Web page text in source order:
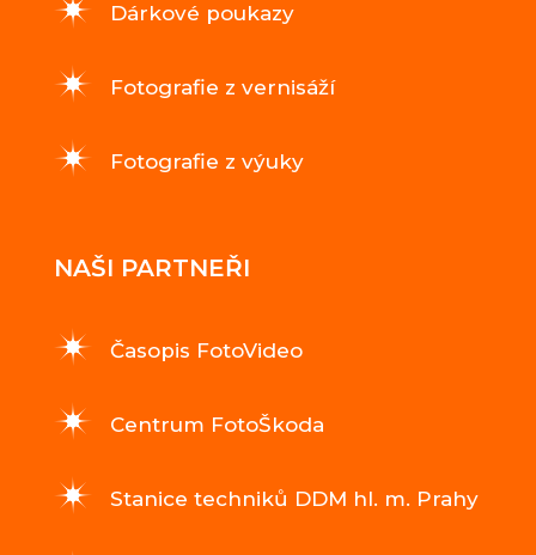
Dárkové poukazy
Fotografie z vernisáží
Fotografie z výuky
NAŠI PARTNEŘI
Časopis FotoVideo
Centrum FotoŠkoda
Stanice techniků DDM hl. m. Prahy